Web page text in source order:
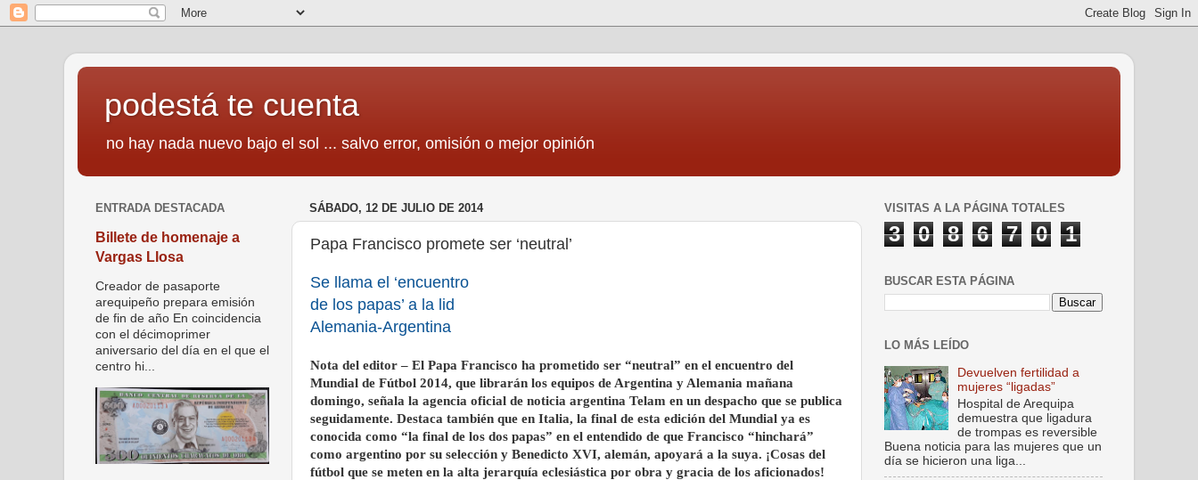
podestá te cuenta
no hay nada nuevo bajo el sol ... salvo error, omisión o mejor opinión
SÁBADO, 12 DE JULIO DE 2014
Papa Francisco promete ser ‘neutral’
Se llama el ‘encuentro
de los papas’ a la lid
Alemania-Argentina
Nota del editor – El Papa Francisco ha prometido ser “neutral” en el encuentro del
Mundial de Fútbol 2014, que librarán los equipos de Argentina y Alemania mañana
domingo, señala la agencia oficial de noticia argentina Telam en un despacho que se publica
seguidamente. Destaca también que en Italia, la final de esta edición del Mundial ya es
conocida como “la final de los dos papas” en el entendido de que Francisco “hinchará”
como argentino por su selección y Benedicto XVI, alemán, apoyará a la suya. ¡Cosas del
fútbol que se meten en la alta jerarquía eclesiástica por obra y gracia de los aficionados!
ENTRADA DESTACADA
Billete de homenaje a
Vargas Llosa
Creador de pasaporte
arequipeño prepara emisión
de fin de año En coincidencia
con el décimoprimer
aniversario del día en el que el
centro hi...
VISITAS A LA PÁGINA TOTALES
3 0 8 6 7 0 1
BUSCAR ESTA PÁGINA
LO MÁS LEÍDO
Devuelven fertilidad a
mujeres “ligadas”
Hospital de Arequipa
demuestra que ligadura
de trompas es reversible
Buena noticia para las mujeres que un
día se hicieron una liga...